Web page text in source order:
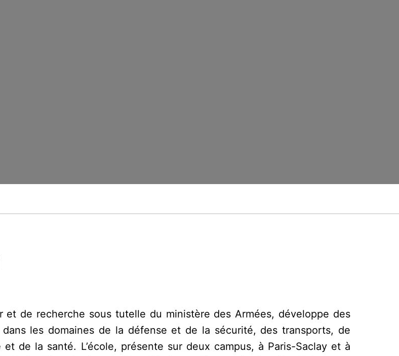
et de recherche sous tutelle du ministère des Armées, développe des
les domaines de la défense et de la sécurité, des transports, de
de la santé. L’école, présente sur deux campus, à Paris-Saclay et à